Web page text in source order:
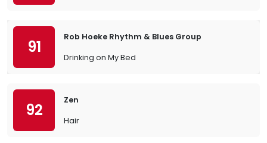
91
Rob Hoeke Rhythm & Blues Group
Drinking on My Bed
92
Zen
Hair